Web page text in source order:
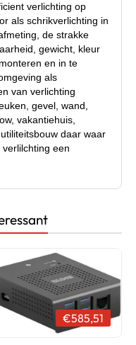
verlichting op
als schrikverlichting in
de strakke
gewicht, kleur
en in te
als
van verlichting
gevel, wand,
vakantiehuis,
daar waar
een
€585,51